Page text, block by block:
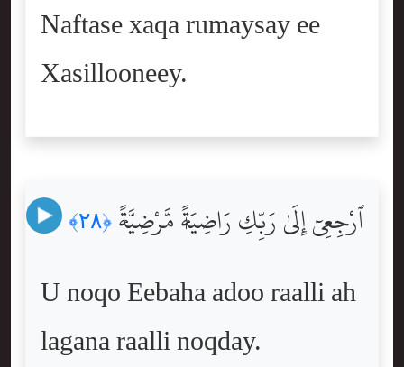
Naftase xaqa rumaysay ee
Xasillooneey.
ٱرْجِعِىٓ إِلَىٰ رَبِّكِ رَاضِيَةًۭ مَّرْضِيَّةًۭ ﴿٢٨﴾
U noqo Eebaha adoo raalli ah
lagana raalli noqday.